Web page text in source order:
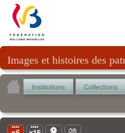
Images et histoires des
Institutions Collections